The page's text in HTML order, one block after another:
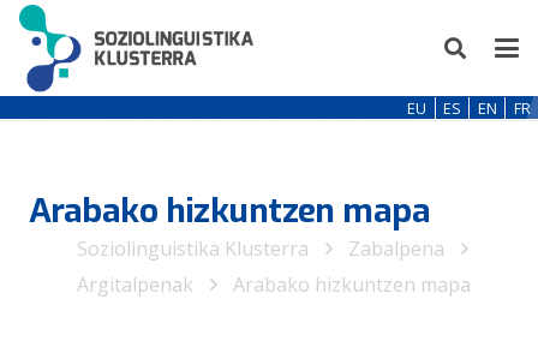
EU ES EN FR
Arabako hizkuntzen mapa
Soziolinguistika Klusterra
Zabalpena
Argitalpenak
Arabako hizkuntzen mapa